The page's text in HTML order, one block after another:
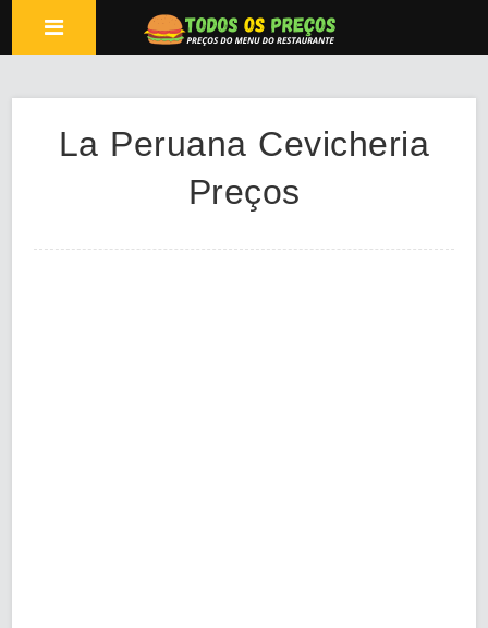
La Peruana Cevicheria
Preços